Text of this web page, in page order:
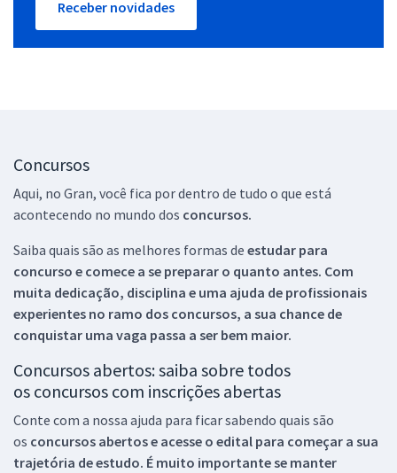
Receber novidades
Concursos
Aqui, no Gran, você fica por dentro de tudo o que está
acontecendo no mundo dos concursos.
Saiba quais são as melhores formas de estudar para
concurso e comece a se preparar o quanto antes. Com
muita dedicação, disciplina e uma ajuda de profissionais
experientes no ramo dos concursos, a sua chance de
conquistar uma vaga passa a ser bem maior.
Concursos abertos: saiba sobre todos
os concursos com inscrições abertas
Conte com a nossa ajuda para ficar sabendo quais são
os concursos abertos e acesse o edital para começar a sua
trajetória de estudo. É muito importante se manter